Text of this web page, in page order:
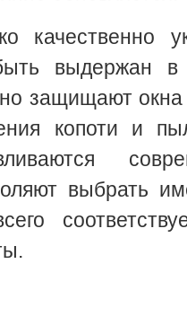
качественно
выдержан
защищают
копоти и
выбрать